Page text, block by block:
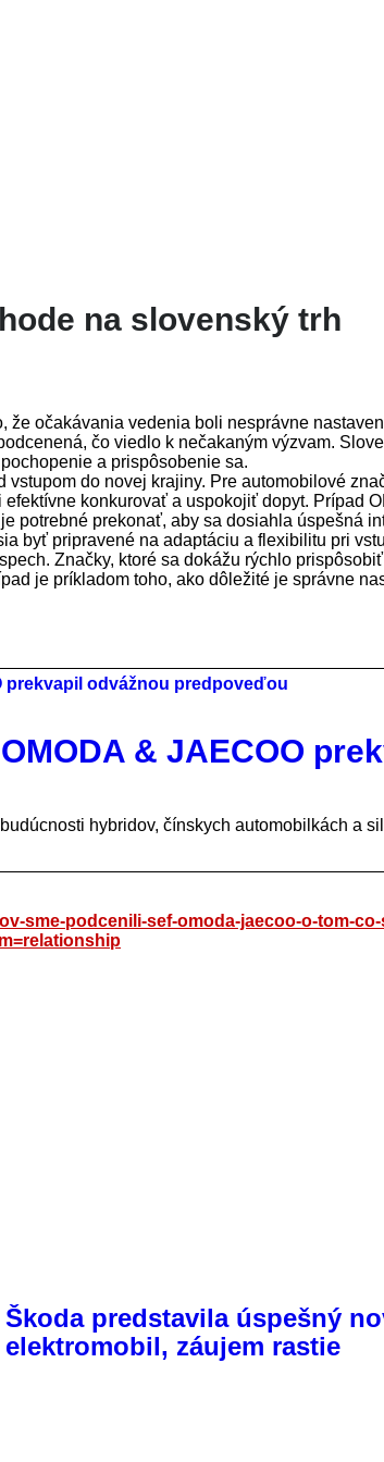
na slovenský trh
že očakávania vedenia boli nesprávne
čo viedlo k nečakaným výzvam.
a prispôsobenie sa.
do novej krajiny. Pre automobilové
konkurovať a uspokojiť dopyt. Prípad
potrebné prekonať, aby sa dosiahla úspešná
byť pripravené na adaptáciu a flexibilitu pri
Značky, ktoré sa dokážu rýchlo
je príkladom toho, ako dôležité je správne
& JAECOO
hybridov, čínskych automobilkách a
sme-podcenili-sef-omoda-jaecoo-o-tom-
Škoda predstavila úspešný
elektromobil, záujem rastie